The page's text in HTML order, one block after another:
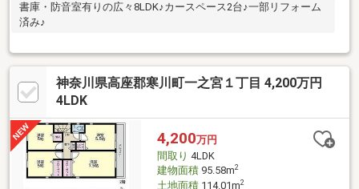
書庫・防音室有りの広々8LDK♪カースペース2台♪一部リフォーム
済み♪
神奈川県高座郡寒川町一之宮１丁目 4,200万円
4LDK
4,200万円
間取り 4LDK
建物面積95.58m2
土地面積114.01m2